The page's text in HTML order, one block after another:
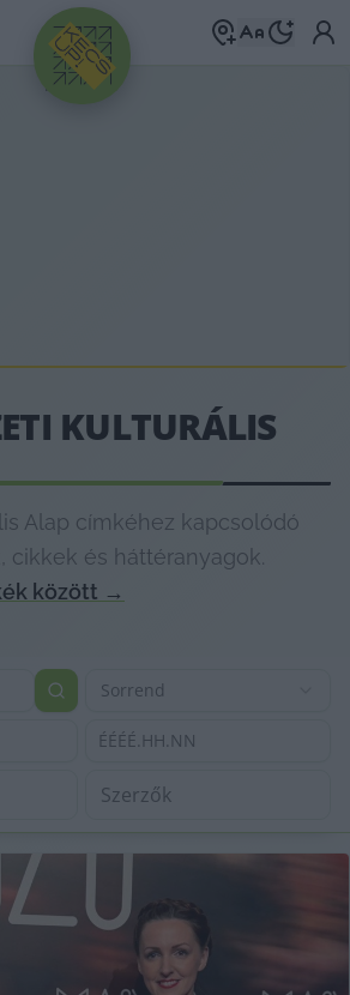
HIRDETÉS
KULTURÁLIS
Alap címkéhez kapcsolódó
cikkek és háttéranyagok.
között →
Sorrend
ÉÉÉÉ.HH.NN